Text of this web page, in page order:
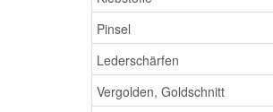
Pinsel
Lederschärfen
Vergolden, Goldschnitt